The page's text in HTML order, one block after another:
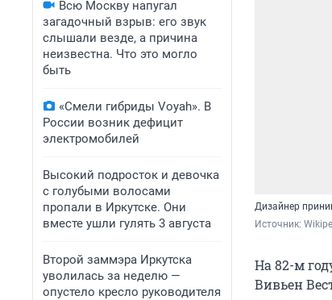
Всю Москву напугал
загадочный взрыв: его звук
слышали везде, а причина
неизвестна. Что это могло
быть
«Смели гибриды Voyah». В
России возник дефицит
электромобилей
Высокий подросток и девочка
с голубыми волосами
пропали в Иркутске. Они
вместе ушли гулять 3 августа
Второй заммэра Иркутска
уволилась за неделю —
опустело кресло руководителя
Дизайнер
Источник:
На 82-м
Вивьен